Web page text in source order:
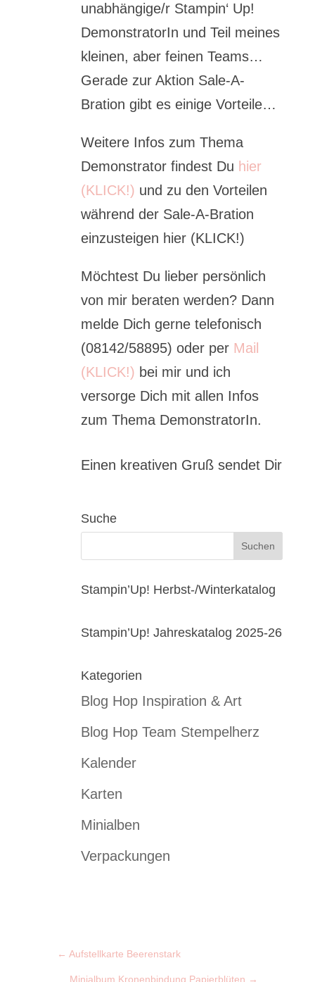
unabhängige/r Stampin‘ Up!
DemonstratorIn und Teil meines
kleinen, aber feinen Teams…
Gerade zur Aktion Sale-A-
Bration gibt es einige Vorteile…
Weitere Infos zum Thema
Demonstrator findest Du hier
(KLICK!) und zu den Vorteilen
während der Sale-A-Bration
einzusteigen hier (KLICK!)
Möchtest Du lieber persönlich
von mir beraten werden? Dann
melde Dich gerne telefonisch
(08142/58895) oder per Mail
(KLICK!) bei mir und ich
versorge Dich mit allen Infos
zum Thema DemonstratorIn.
Einen kreativen Gruß sendet Dir
Suche
Stampin’Up! Herbst-/Winterkatalog
Stampin’Up! Jahreskatalog 2025-26
Kategorien
Blog Hop Inspiration & Art
Blog Hop Team Stempelherz
Kalender
Karten
Minialben
Verpackungen
← Aufstellkarte Beerenstark
Minialbum Kronenbindung Papierblüten →